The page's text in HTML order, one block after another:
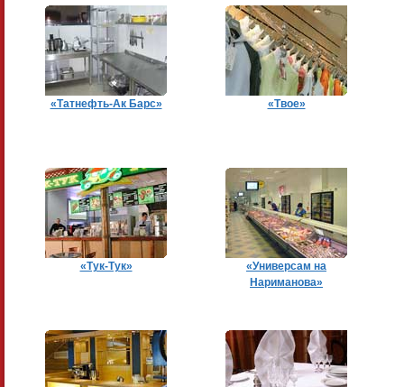
«Татнефть-Ак Барс» «Твоe»
«Тук-Тук»
«Универсам на
Нариманова»